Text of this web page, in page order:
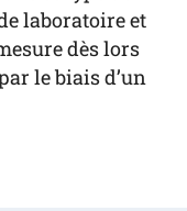
laboratoire et
dès lors
le biais d’un